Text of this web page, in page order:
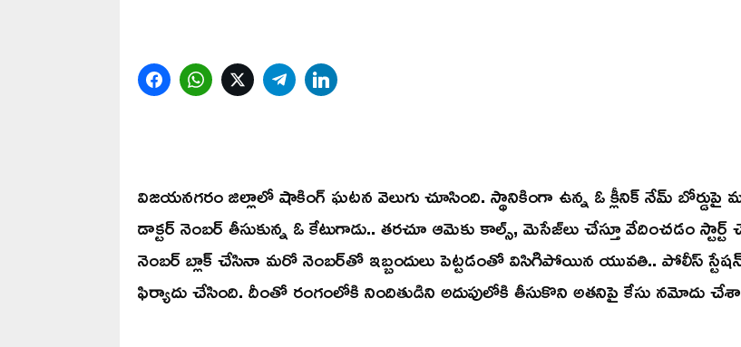
FacebookWhatsAppTwitterTelegram
విజయనగరం జిల్లాలో షాకింగ్ ఘటన వెలుగు చూసింది. స్థానికింగా ఉన్న ఓ క్లీనిక్ నేమ్‌
డాక్టర్ నెంబర్ తీసుకున్న ఓ కేటుగాడు.. తరచూ ఆమెకు కాల్స్, మెసేజ్‌లు చేస్తూ వేదించడం స్టార్ట్
నెంబర్ బ్లాక్ చేసినా మరో నెంబర్‌తో ఇబ్బందులు పెట్టడంతో విసిగిపోయిన యువతి.. పోలీస్
ఫిర్యాదు చేసింది. దీంతో రంగంలోకి నిందితుడిని అదుపులోకి తీసుకొని అతనిపై కేసు నమోదు